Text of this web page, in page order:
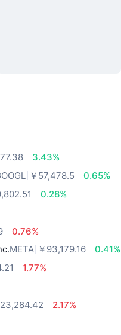
3.43%
￥57,478.5
0.65%
0.28%
0.76%
META ￥93,179.16
0.41%
1.77%
23,284.42
2.17%